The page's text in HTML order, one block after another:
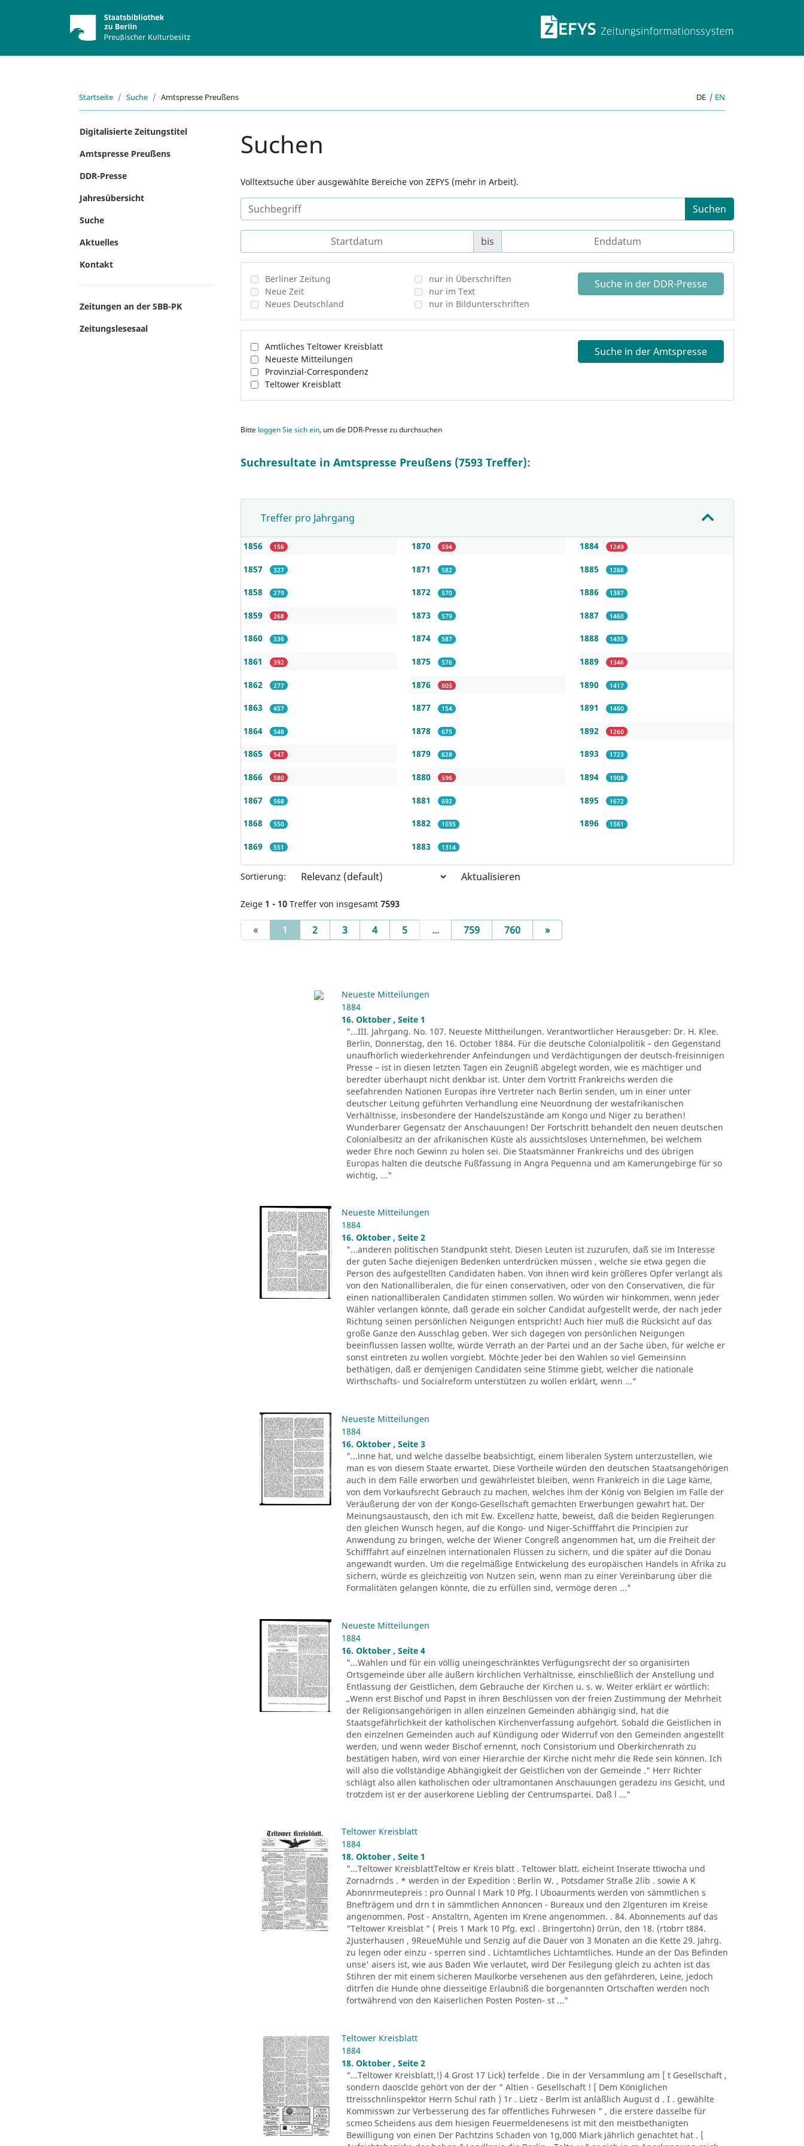
ZEFYS
Startseite Suche Amtspresse Preußens DE | EN
Digitalisierte Zeitungstitel
Amtspresse Preußens
DDR-Presse
Jahresübersicht
Suche
Aktuelles
Kontakt
Zeitungen an der SBB-PK
Zeitungslesesaal
Suchen
Volltextsuche über ausgewählte Bereiche von ZEFYS (mehr in Arbeit).
Suchen
bis
Berliner Zeitung
Neue Zeit
Neues Deutschland
nur in Überschriften
nur im Text
nur in Bildunterschriften
Suche in der DDR-Presse
Amtliches Teltower Kreisblatt
Neueste Mitteilungen
Provinzial-Correspondenz
Teltower Kreisblatt
Suche in der Amtspresse
Bitte loggen Sie sich ein, um die DDR-Presse zu durchsuchen
Suchresultate in Amtspresse Preußens (7593 Treffer):
Treffer pro Jahrgang
1856 156
1857 327
1858 279
1859 268
1860 336
1861 392
1862 277
1863 457
1864 548
1865 547
1866 580
1867 568
1868 550
1869 551
1870 594
1871 582
1872 570
1873 579
1874 587
1875 576
1876 605
1877 154
1878 675
1879 628
1880 596
1881 692
1882 1035
1883 1314
1884 1249
1885 1266
1886 1387
1887 1460
1888 1435
1889 1346
1890 1417
1891 1460
1892 1260
1893 1723
1894 1908
1895 1672
1896 1561
Sortierung: Aktualisieren
Zeige 1 - 10 Treffer von insgesamt 7593
« 1 (current)
2 3 4 5 ... 759 760 »Next
Neueste Mitteilungen
1884
16. Oktober , Seite 1
"...III. Jahrgang. No. 107. Neueste Mittheilungen. Verantwortlicher Herausgeber: Dr. H. Klee.
Berlin, Donnerstag, den 16. October 1884. Für die deutsche Colonialpolitik – den Gegenstand
unaufhörlich wiederkehrender Anfeindungen und Verdächtigungen der deutsch-freisinnigen
Presse – ist in diesen letzten Tagen ein Zeugniß abgelegt worden, wie es mächtiger und
beredter überhaupt nicht denkbar ist. Unter dem Vortritt Frankreichs werden die
seefahrenden Nationen Europas ihre Vertreter nach Berlin senden, um in einer unter
deutscher Leitung geführten Verhandlung eine Neuordnung der westafrikanischen
Verhältnisse, insbesondere der Handelszustände am Kongo und Niger zu berathen!
Wunderbarer Gegensatz der Anschauungen! Der Fortschritt behandelt den neuen deutschen
Colonialbesitz an der afrikanischen Küste als aussichtsloses Unternehmen, bei welchem
weder Ehre noch Gewinn zu holen sei. Die Staatsmänner Frankreichs und des übrigen
Europas halten die deutsche Fußfassung in Angra Pequenna und am Kamerungebirge für so
wichtig, ..."
Neueste Mitteilungen
1884
16. Oktober , Seite 2
"...anderen politischen Standpunkt steht. Diesen Leuten ist zuzurufen, daß sie im Interesse
der guten Sache diejenigen Bedenken unterdrücken müssen , welche sie etwa gegen die
Person des aufgestellten Candidaten haben. Von ihnen wird kein größeres Opfer verlangt als
von den Nationalliberalen, die für einen conservativen, oder von den Conservativen, die für
einen nationalliberalen Candidaten stimmen sollen. Wo würden wir hinkommen, wenn jeder
Wähler verlangen könnte, daß gerade ein solcher Candidat aufgestellt werde, der nach jeder
Richtung seinen persönlichen Neigungen entspricht! Auch hier muß die Rücksicht auf das
große Ganze den Ausschlag geben. Wer sich dagegen von persönlichen Neigungen
beeinflussen lassen wollte, würde Verrath an der Partei und an der Sache üben, für welche er
sonst eintreten zu wollen vorgiebt. Möchte Jeder bei den Wahlen so viel Gemeinsinn
bethätigen, daß er demjenigen Candidaten seine Stimme giebt, welcher die nationale
Wirthschafts- und Socialreform unterstützen zu wollen erklärt, wenn ..."
Neueste Mitteilungen
1884
16. Oktober , Seite 3
"...inne hat, und welche dasselbe beabsichtigt, einem liberalen System unterzustellen, wie
man es von diesem Staate erwartet. Diese Vortheile würden den deutschen Staatsangehörigen
auch in dem Falle erworben und gewährleistet bleiben, wenn Frankreich in die Lage käme,
von dem Vorkaufsrecht Gebrauch zu machen, welches ihm der König von Belgien im Falle der
Veräußerung der von der Kongo-Gesellschaft gemachten Erwerbungen gewahrt hat. Der
Meinungsaustausch, den ich mit Ew. Excellenz hatte, beweist, daß die beiden Regierungen
den gleichen Wunsch hegen, auf die Kongo- und Niger-Schifffahrt die Principien zur
Anwendung zu bringen, welche der Wiener Congreß angenommen hat, um die Freiheit der
Schifffahrt auf einzelnen internationalen Flüssen zu sichern, und die später auf die Donau
angewandt wurden. Um die regelmäßige Entwickelung des europäischen Handels in Afrika zu
sichern, würde es gleichzeitig von Nutzen sein, wenn man zu einer Vereinbarung über die
Formalitäten gelangen könnte, die zu erfüllen sind, vermöge deren ..."
Neueste Mitteilungen
1884
16. Oktober , Seite 4
"...Wahlen und für ein völlig uneingeschränktes Verfügungsrecht der so organisirten
Ortsgemeinde über alle äußern kirchlichen Verhältnisse, einschließlich der Anstellung und
Entlassung der Geistlichen, dem Gebrauche der Kirchen u. s. w. Weiter erklärt er wörtlich:
„Wenn erst Bischof und Papst in ihren Beschlüssen von der freien Zustimmung der Mehrheit
der Religionsangehörigen in allen einzelnen Gemeinden abhängig sind, hat die
Staatsgefährlichkeit der katholischen Kirchenverfassung aufgehört. Sobald die Geistlichen in
den einzelnen Gemeinden auch auf Kündigung oder Widerruf von den Gemeinden angestellt
werden, und wenn weder Bischof ernennt, noch Consistorium und Oberkirchenrath zu
bestätigen haben, wird von einer Hierarchie der Kirche nicht mehr die Rede sein können. Ich
will also die vollständige Abhängigkeit der Geistlichen von der Gemeinde ." Herr Richter
schlägt also allen katholischen oder ultramontanen Anschauungen geradezu ins Gesicht, und
trotzdem ist er der auserkorene Liebling der Centrumspartei. Daß l ..."
Teltower Kreisblatt
1884
18. Oktober , Seite 1
"...Teltower KreisblattTeltow er Kreis blatt . Teltower blatt. eicheint Inserate ttiwocha und
Zornadrnds . * werden in der Expedition : Berlin W. , Potsdamer Straße 2lib . sowie A K
Abonnrmeutepreis : pro Ounnal l Mark 10 Pfg. l Uboaurments werden von sämmtlichen s
Bnefträgem und drn t in sämmtlichen Annoncen - Bureaux und den 2lgenturen im Kreise
angenommen. Post - Anstaltrn, Agenten im Krene angenommen. . 84. Abonnements auf das
"Teltower Kreisblat " ( Preis 1 Mark 10 Pfg. excl . Bringertohn) 0rrün, den 18. (rtobrr t884.
2Justerhausen , 9ReueMühle und Senzig auf die Dauer von 3 Monaten an die Kette 29. Jahrg.
zu legen oder einzu - sperren sind . Lichtamtliches Lichtamtliches. Hunde an der Das Befinden
unse' aisers ist, wie aus Baden Wie verlautet, wird Der Fesilegung gleich zu achten ist das
Stihren der mit einem sicheren Maulkorbe versehenen aus den gefährderen, Leine, jedoch
ditrfen die Hunde ohne diesseitige Erlaubniß die borgenannten Ortschaften werden noch
fortwährend von den Kaiserlichen Posten Posten- st ..."
Teltower Kreisblatt
1884
18. Oktober , Seite 2
"...Teltower Kreisblatt,!) 4 Grost 17 Lick) terfelde . Die in der Versammlung am [ t Gesellschaft ,
sondern daosclde gehört von der der " Altien - Gesellschaft ! [ Dem Königlichen
ttreisschnlinspektor Herrn Schul rath ) 1r . Lietz - Berlm ist anläßlich August d . I . gewählte
Kommisswn zur Verbesserung des far offentliches Fuhrwesen " , die erstere dasselbe für
scmeo Scheidens aus dem hiesigen Feuermeldenesens ist mit den meistbethanigten
Bewilligung von einen Der Pachtzins Schaden von 1g,000 Miark jährlich genachtet hat . [